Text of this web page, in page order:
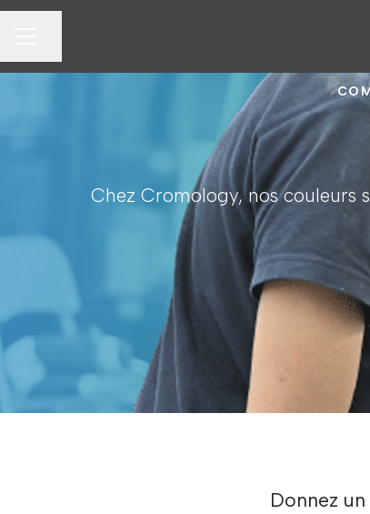
Chez Cromology, nos couleurs
Donnez